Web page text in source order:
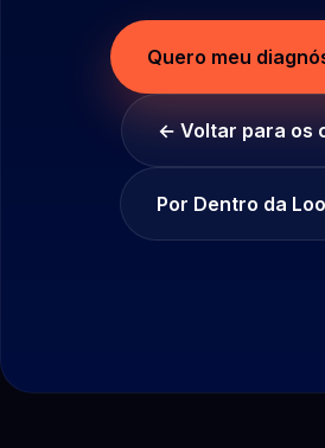
Quero meu
← Voltar para os
Por Dentro da